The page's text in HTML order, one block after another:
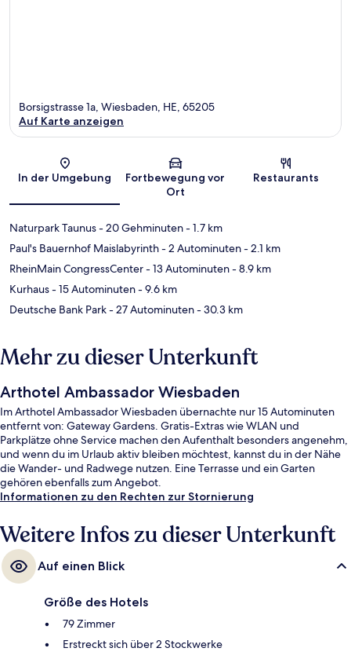
Karte
Borsigstrasse 1a, Wiesbaden, HE, 65205
Auf Karte anzeigen
In der Umgebung
Fortbewegung vor
Ort
Restaurants
Naturpark Taunus- 20 Gehminuten- 1.7 km
Paul's Bauernhof Maislabyrinth- 2 Autominuten- 2.1 km
RheinMain CongressCenter- 13 Autominuten- 8.9 km
Kurhaus- 15 Autominuten- 9.6 km
Deutsche Bank Park- 27 Autominuten- 30.3 km
Mehr zu dieser Unterkunft
Arthotel Ambassador Wiesbaden
Im Arthotel Ambassador Wiesbaden übernachte nur 15 Autominuten
entfernt von: Gateway Gardens. Gratis-Extras wie WLAN und
Parkplätze ohne Service machen den Aufenthalt besonders angenehm,
und wenn du im Urlaub aktiv bleiben möchtest, kannst du in der Nähe
die Wander- und Radwege nutzen. Eine Terrasse und ein Garten
gehören ebenfalls zum Angebot.
Informationen zu den Rechten zur Stornierung
Weitere Infos zu dieser Unterkunft
Auf einen Blick
Größe des Hotels
79 Zimmer
Erstreckt sich über 2 Stockwerke